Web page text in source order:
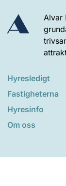
Alvar
Hyresledigt
Fastigheterna
Hyresinfo
Om oss